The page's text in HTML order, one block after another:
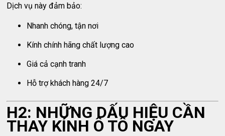
Dịch vụ này đảm bảo:
Nhanh chóng, tận nơi
Kính chính hãng chất lượng cao
Giá cả cạnh tranh
Hỗ trợ khách hàng 24/7
H2: NHỮNG DẤU HIỆU CẦN
THAY KÍNH Ô TÔ NGAY